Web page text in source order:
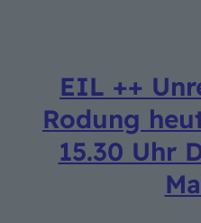
EIL ++
Rodung
15.30 Uhr